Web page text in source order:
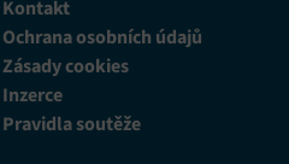
Kontakt
Ochrana osobních údajů
Zásady cookies
Inzerce
Pravidla soutěže